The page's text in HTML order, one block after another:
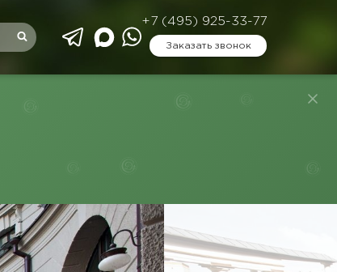
+7 (495) 925-33-77
Заказать звонок